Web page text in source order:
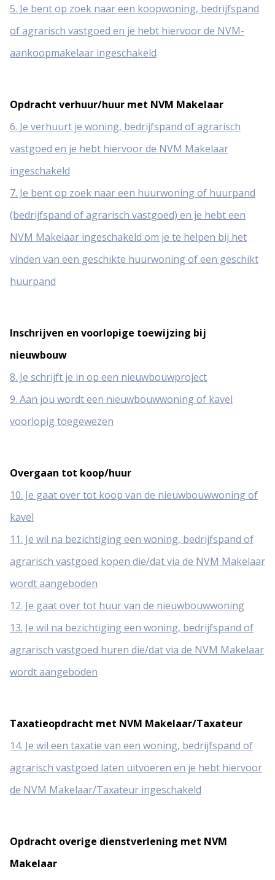
5. Je bent op zoek naar een koopwoning, bedrijfspand
of agrarisch vastgoed en je hebt hiervoor de NVM-
aankoopmakelaar ingeschakeld
Opdracht verhuur/huur met NVM Makelaar
6. Je verhuurt je woning, bedrijfspand of agrarisch
vastgoed en je hebt hiervoor de NVM Makelaar
ingeschakeld
7. Je bent op zoek naar een huurwoning of huurpand
(bedrijfspand of agrarisch vastgoed) en je hebt een
NVM Makelaar ingeschakeld om je te helpen bij het
vinden van een geschikte huurwoning of een geschikt
huurpand
Inschrijven en voorlopige toewijzing bij
nieuwbouw
8. Je schrijft je in op een nieuwbouwproject
9. Aan jou wordt een nieuwbouwwoning of kavel
voorlopig toegewezen
Overgaan tot koop/huur
10. Je gaat over tot koop van de nieuwbouwwoning of
kavel
11. Je wil na bezichtiging een woning, bedrijfspand of
agrarisch vastgoed kopen die/dat via de NVM Makelaar
wordt aangeboden
12. Je gaat over tot huur van de nieuwbouwwoning
13. Je wil na bezichtiging een woning, bedrijfspand of
agrarisch vastgoed huren die/dat via de NVM Makelaar
wordt aangeboden
Taxatieopdracht met NVM Makelaar/Taxateur
14. Je wil een taxatie van een woning, bedrijfspand of
agrarisch vastgoed laten uitvoeren en je hebt hiervoor
de NVM Makelaar/Taxateur ingeschakeld
Opdracht overige dienstverlening met NVM
Makelaar